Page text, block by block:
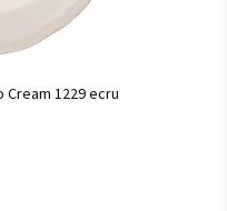
Cream 1229 ecru